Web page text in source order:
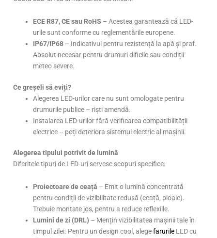
ECE R87, CE sau RoHS – Acestea garantează că LED-
urile sunt conforme cu reglementările europene.
IP67/IP68 – Indicativul pentru rezistență la apă și praf.
Absolut necesar pentru drumuri dificile sau condiții
meteo severe.
Ce greșeli să eviți?
Alegerea LED-urilor care nu sunt omologate pentru
drumurile publice – riști amendă.
Instalarea LED-urilor fără verificarea compatibilității
electrice – poți deteriora sistemul electric al mașinii.
Alegerea tipului potrivit de lumină
Diferitele tipuri de LED-uri servesc scopuri specifice:
Proiectoare de ceață – Emit o lumină concentrată
pentru condiții de vizibilitate redusă (ceață, ploaie).
Trebuie montate jos, pentru a reduce reflexiile.
Lumini de zi (DRL) – Mențin vizibilitatea mașinii tale în
timpul zilei. Pentru un design cool, alegefarurile LED cu